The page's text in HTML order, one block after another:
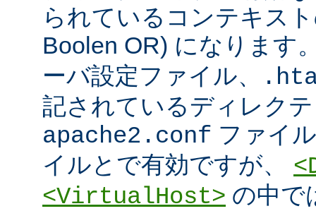
られているコンテキス
Boolen OR) になります
ーバ設定ファイル、
記されているディレク
apache2.conf ファイ
イルとで有効ですが、
<VirtualHost> の中で